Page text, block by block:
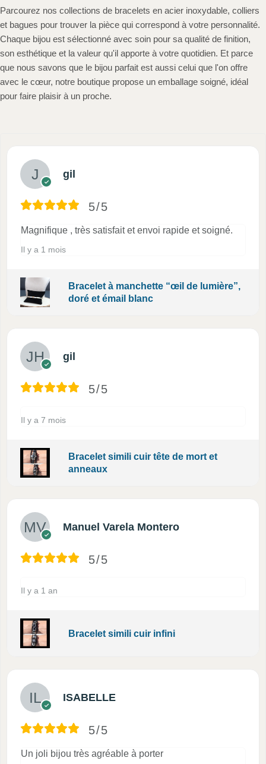
Parcourez nos collections de bracelets en acier inoxydable, colliers
et bagues pour trouver la pièce qui correspond à votre personnalité.
Chaque bijou est sélectionné avec soin pour sa qualité de finition,
son esthétique et la valeur qu'il apporte à votre quotidien. Et parce
que nous savons que le bijou parfait est aussi celui que l'on offre
avec le cœur, notre boutique propose un emballage soigné, idéal
pour faire plaisir à un proche.
gil
5/5
Magnifique , très satisfait et envoi rapide et soigné.
Il y a 1 mois
Bracelet à manchette “œil de lumière”,
doré et émail blanc
gil
5/5
Il y a 7 mois
Bracelet simili cuir tête de mort et
anneaux
Manuel Varela Montero
5/5
Il y a 1 an
Bracelet simili cuir infini
ISABELLE
5/5
Un joli bijou très agréable à porter